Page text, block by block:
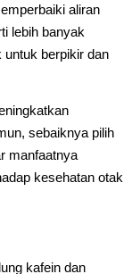
aliran
lebih banyak
untuk berpikir dan
sebaiknya pilih
manfaatnya
kesehatan otak
kafein dan